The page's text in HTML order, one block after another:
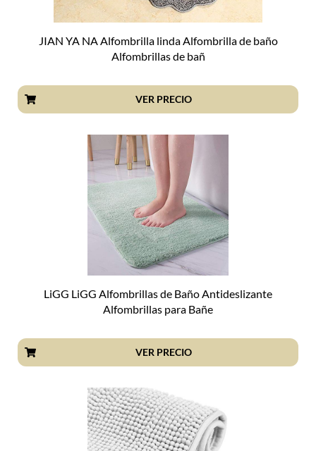
JIAN YA NA Alfombrilla linda Alfombrilla de baño
Alfombrillas de bañ
VER PRECIO
LiGG LiGG Alfombrillas de Baño Antideslizante
Alfombrillas para Bañe
VER PRECIO